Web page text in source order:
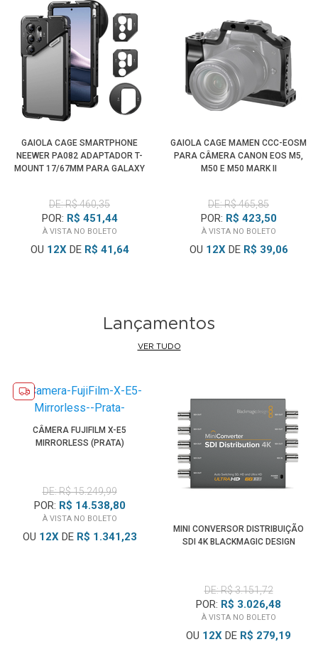
GAIOLA CAGE SMARTPHONE
NEEWER PA082 ADAPTADOR T-
MOUNT 17/67MM PARA GALAXY
DE: R$ 460,35
POR: R$ 451,44
À VISTA NO BOLETO
OU 12XDE R$ 41,64
GAIOLA CAGE MAMEN CCC-EOSM
PARA CÂMERA CANON EOS M5,
M50 E M50 MARK II
DE: R$ 465,85
POR: R$ 423,50
À VISTA NO BOLETO
OU 12XDE R$ 39,06
Lançamentos
VER TUDO
CÂMERA FUJIFILM X-E5
MIRRORLESS (PRATA)
DE: R$ 15.249,99
POR: R$ 14.538,80
À VISTA NO BOLETO
OU 12XDE R$ 1.341,23
MINI CONVERSOR DISTRIBUIÇÃO
SDI 4K BLACKMAGIC DESIGN
DE: R$ 3.151,72
POR: R$ 3.026,48
À VISTA NO BOLETO
OU 12X DE R$ 279,19